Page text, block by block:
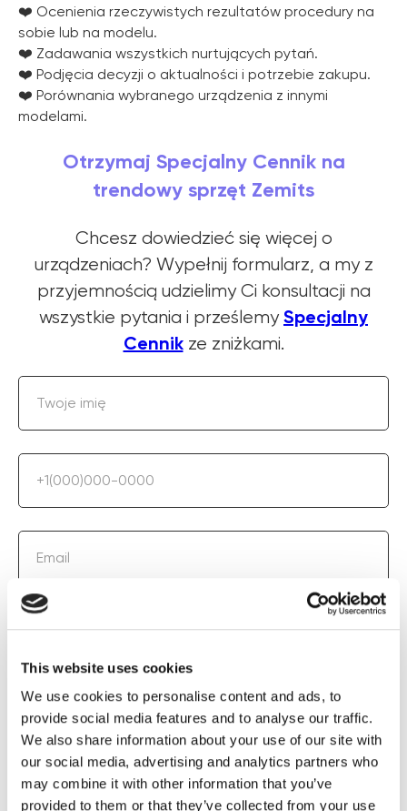
This website uses cookies
We use cookies to personalise content and ads, to
provide social media features and to analyse our traffic.
We also share information about your use of our site with
our social media, advertising and analytics partners who
may combine it with other information that you’ve
provided to them or that they’ve collected from your use
❤️ Ocenienia rzeczywistych rezultatów procedury na
sobie lub na modelu.
❤️ Zadawania wszystkich nurtujących pytań.
❤️ Podjęcia decyzji o aktualności i potrzebie zakupu.
❤️ Porównania wybranego urządzenia z innymi
modelami.
Otrzymaj Specjalny Cennik na
trendowy sprzęt Zemits
Chcesz dowiedzieć się więcej o
urządzeniach? Wypełnij formularz, a my z
przyjemnością udzielimy Ci konsultacji na
wszystkie pytania i prześlemySpecjalny
Cennikze zniżkami.
Twoje imię
+1(000)000-0000
Email
Aparatura / procedura
UZYSKAJ SPECJALNĄ CENĘ
Wypełniając formularz wyrażasz zgodę na